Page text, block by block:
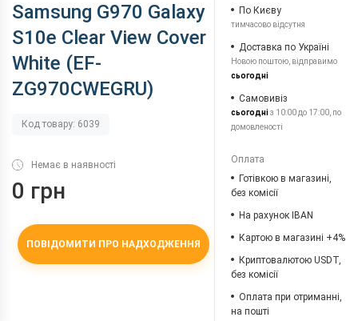
Samsung G970 Galaxy
S10e Clear View Cover
White (EF-
ZG970CWEGRU)
Код товару: 6039
Немає в наявності
0 грн
ПОВІДОМИТИ ПРО НАДХОДЖЕННЯ
По Києву
тимчасово відсутня
Доставка по Україні
Новою поштою, відправимо
сьогодні
Самовивіз
сьогодніз 10:00 до 17:00, по
домовленості
Оплата
Готівкою в магазині,
без комісії
На рахунок IBAN
Картою в магазині +4%
Криптовалютою USDT,
без комісії
Оплата при отриманні,
на пошті